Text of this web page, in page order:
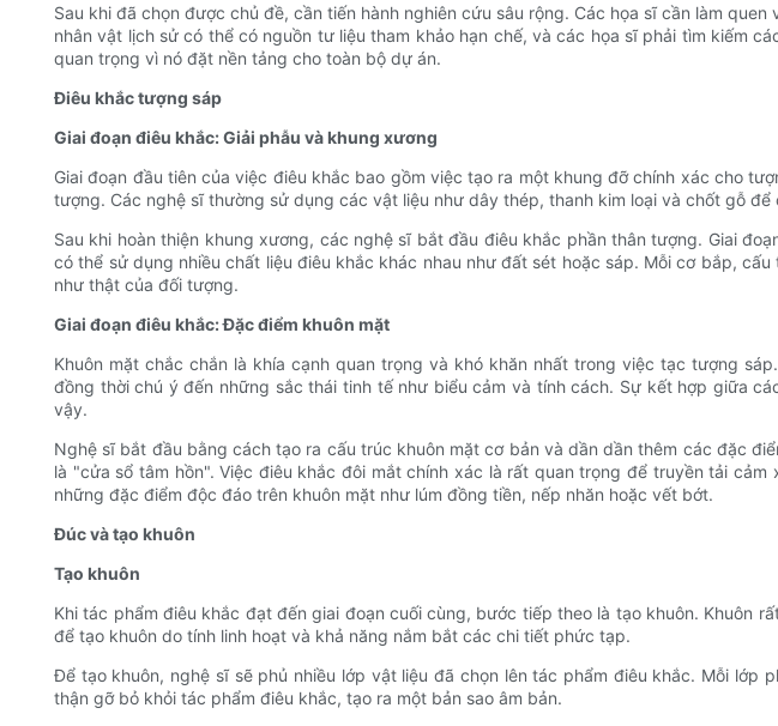
Sau khi đã chọn được chủ đề, cần tiến hành nghiên cứu sâu rộng. Các họa sĩ cần làm
nhân vật lịch sử có thể có nguồn tư liệu tham khảo hạn chế, và các họa sĩ phải tìm kiếm
quan trọng vì nó đặt nền tảng cho toàn bộ dự án.
Điêu khắc tượng sáp
Giai đoạn điêu khắc: Giải phẫu và khung xương
Giai đoạn đầu tiên của việc điêu khắc bao gồm việc tạo ra một khung đỡ chính xác cho
tượng. Các nghệ sĩ thường sử dụng các vật liệu như dây thép, thanh kim loại và chốt gỗ để
Sau khi hoàn thiện khung xương, các nghệ sĩ bắt đầu điêu khắc phần thân tượng. Giai
có thể sử dụng nhiều chất liệu điêu khắc khác nhau như đất sét hoặc sáp. Mỗi cơ bắp,
như thật của đối tượng.
Giai đoạn điêu khắc: Đặc điểm khuôn mặt
Khuôn mặt chắc chắn là khía cạnh quan trọng và khó khăn nhất trong việc tạc tượng
đồng thời chú ý đến những sắc thái tinh tế như biểu cảm và tính cách. Sự kết hợp giữa
vậy.
Nghệ sĩ bắt đầu bằng cách tạo ra cấu trúc khuôn mặt cơ bản và dần dần thêm các đặc
là "cửa sổ tâm hồn". Việc điêu khắc đôi mắt chính xác là rất quan trọng để truyền tải
những đặc điểm độc đáo trên khuôn mặt như lúm đồng tiền, nếp nhăn hoặc vết bớt.
Đúc và tạo khuôn
Tạo khuôn
Khi tác phẩm điêu khắc đạt đến giai đoạn cuối cùng, bước tiếp theo là tạo khuôn. Khuôn
để tạo khuôn do tính linh hoạt và khả năng nắm bắt các chi tiết phức tạp.
Để tạo khuôn, nghệ sĩ sẽ phủ nhiều lớp vật liệu đã chọn lên tác phẩm điêu khắc. Mỗi
thận gỡ bỏ khỏi tác phẩm điêu khắc, tạo ra một bản sao âm bản.